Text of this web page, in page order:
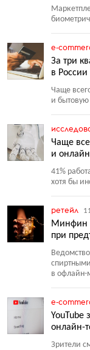
e-
За три
в
Чаще
и бытовую
Чаще
и
41%
хотя бы
ретейл
Минфин
при
в офлайн-
e-
YouTube
онлайн-
Зрители